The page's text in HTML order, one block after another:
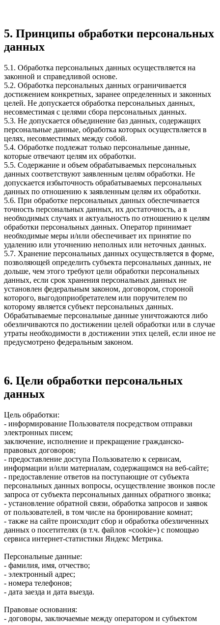
5. Принципы обработки персональных
данных
5.1. Обработка персональных данных осуществляется на
законной и справедливой основе.
5.2. Обработка персональных данных ограничивается
достижением конкретных, заранее определенных и законных
целей. Не допускается обработка персональных данных,
несовместимая с целями сбора персональных данных.
5.3. Не допускается объединение баз данных, содержащих
персональные данные, обработка которых осуществляется в
целях, несовместимых между собой.
5.4. Обработке подлежат только персональные данные,
которые отвечают целям их обработки.
5.5. Содержание и объем обрабатываемых персональных
данных соответствуют заявленным целям обработки. Не
допускается избыточность обрабатываемых персональных
данных по отношению к заявленным целям их обработки.
5.6. При обработке персональных данных обеспечивается
точность персональных данных, их достаточность, а в
необходимых случаях и актуальность по отношению к целям
обработки персональных данных. Оператор принимает
необходимые меры и/или обеспечивает их принятие по
удалению или уточнению неполных или неточных данных.
5.7. Хранение персональных данных осуществляется в форме,
позволяющей определить субъекта персональных данных, не
дольше, чем этого требуют цели обработки персональных
данных, если срок хранения персональных данных не
установлен федеральным законом, договором, стороной
которого, выгодоприобретателем или поручителем по
которому является субъект персональных данных.
Обрабатываемые персональные данные уничтожаются либо
обезличиваются по достижении целей обработки или в случае
утраты необходимости в достижении этих целей, если иное не
предусмотрено федеральным законом.
6. Цели обработки персональных
данных
Цель обработки:
- информирование Пользователя посредством отправки
электронных писем;
заключение, исполнение и прекращение гражданско-
правовых договоров;
- предоставление доступа Пользователю к сервисам,
информации и/или материалам, содержащимся на веб-сайте;
- предоставление ответов на поступающие от субъекта
персональных данных вопросы, осуществление звонков после
запроса от субъекта персональных данных обратного звонка;
- установление обратной связи, обработка запросов и заявок
от пользователей, в том числе на бронирование комнат;
- также на сайте происходит сбор и обработка обезличенных
данных о посетителях (в т.ч. файлов «cookie») с помощью
сервиса интернет-статистики Яндекс Метрика.
Персональные данные:
- фамилия, имя, отчество;
- электронный адрес;
- номера телефонов;
- дата заезда и дата выезда.
Правовые основания:
- договоры, заключаемые между оператором и субъектом